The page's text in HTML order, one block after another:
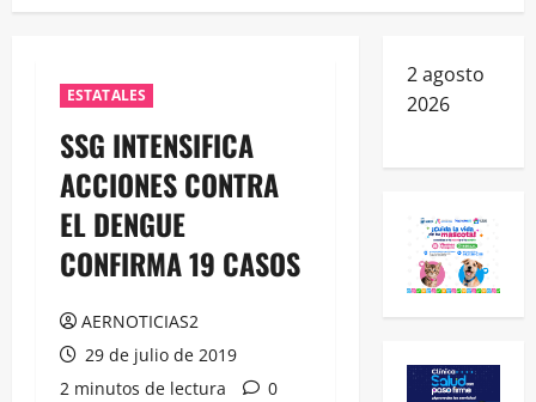
ESTATALES
SSG INTENSIFICA
ACCIONES CONTRA
EL DENGUE
CONFIRMA 19 CASOS
AERNOTICIAS2
29 de julio de 2019
2 minutos de lectura
0
2 agosto
2026